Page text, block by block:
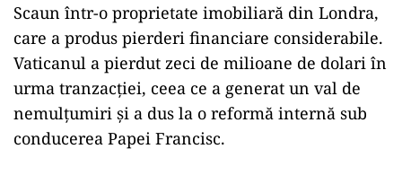
Scaun într-o proprietate imobiliară din Londra,
care a produs pierderi financiare considerabile.
Vaticanul a pierdut zeci de milioane de dolari în
urma tranzacției, ceea ce a generat un val de
nemulțumiri și a dus la o reformă internă sub
conducerea Papei Francisc.